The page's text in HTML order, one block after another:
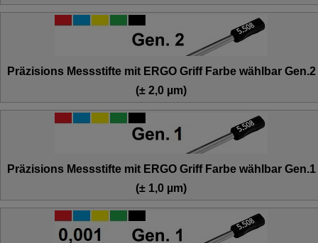
Präzisions Messstifte mit ERGO Griff Farbe wählbar Gen.2
(± 2,0 µm)
Präzisions Messstifte mit ERGO Griff Farbe wählbar Gen.1
(± 1,0 µm)